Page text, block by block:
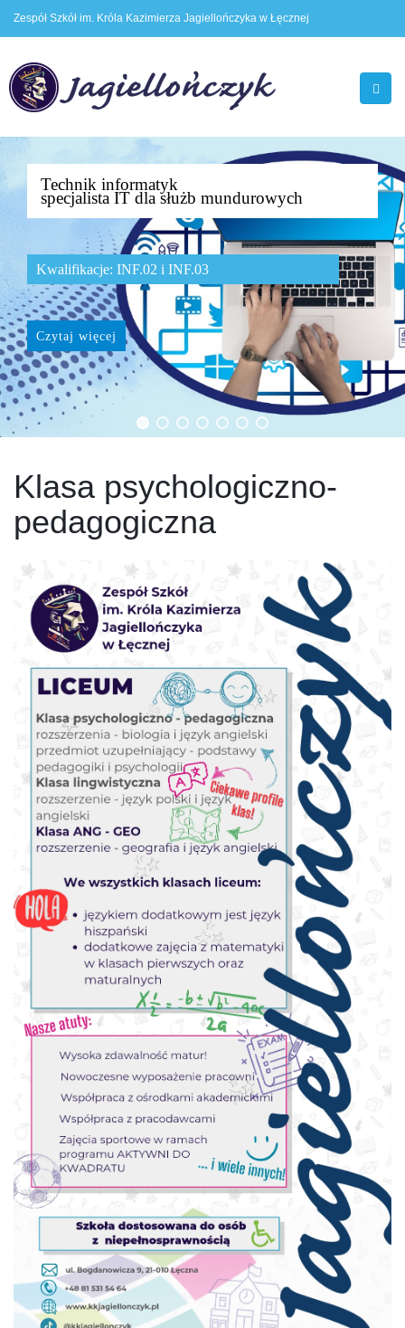
Zespół Szkół im. Króla Kazimierza Jagiellończyka w Łęcznej
Technik informatyk
specjalista IT dla służb mundurowych
Kwalifikacje: INF.02 i INF.03
Czytaj więcej
Klasa psychologiczno-
pedagogiczna